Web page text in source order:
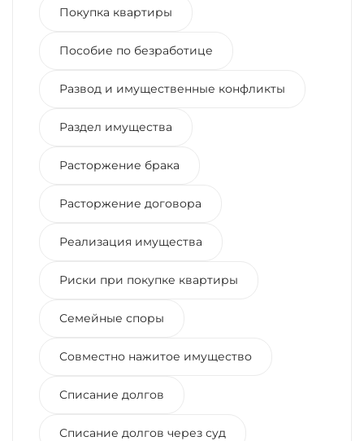
Покупка квартиры
Пособие по безработице
Развод и имущественные конфликты
Раздел имущества
Расторжение брака
Расторжение договора
Реализация имущества
Риски при покупке квартиры
Семейные споры
Совместно нажитое имущество
Списание долгов
Списание долгов через суд